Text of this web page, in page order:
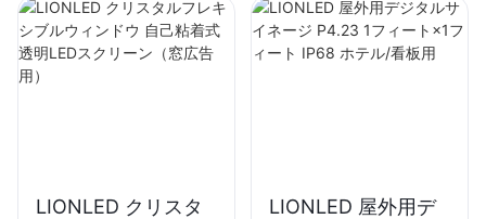
LIONLED クリスタ
LIONLED 屋外用デ